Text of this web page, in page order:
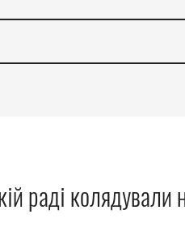
раді колядували